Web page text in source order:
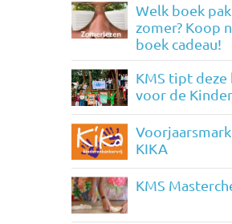
Welk boek
zomer? Koop
boek cadeau!
KMS tipt deze
voor de
KIKA
KMS